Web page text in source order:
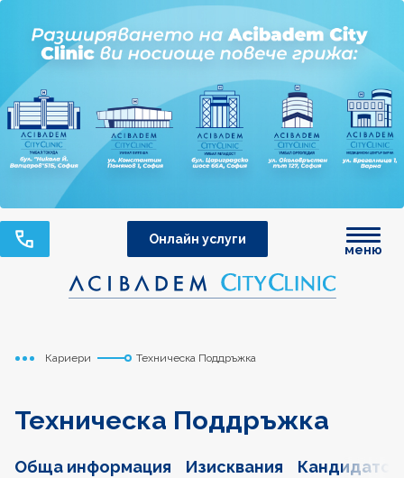
меню
Онлайн услуги
Начало
Кариери Техническа Поддръжка
Техническа Поддръжка
Обща информация Изисквания